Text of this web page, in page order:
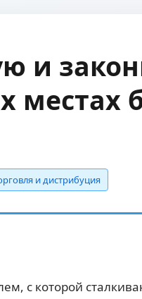
и
местах
и дистрибуция
с которой